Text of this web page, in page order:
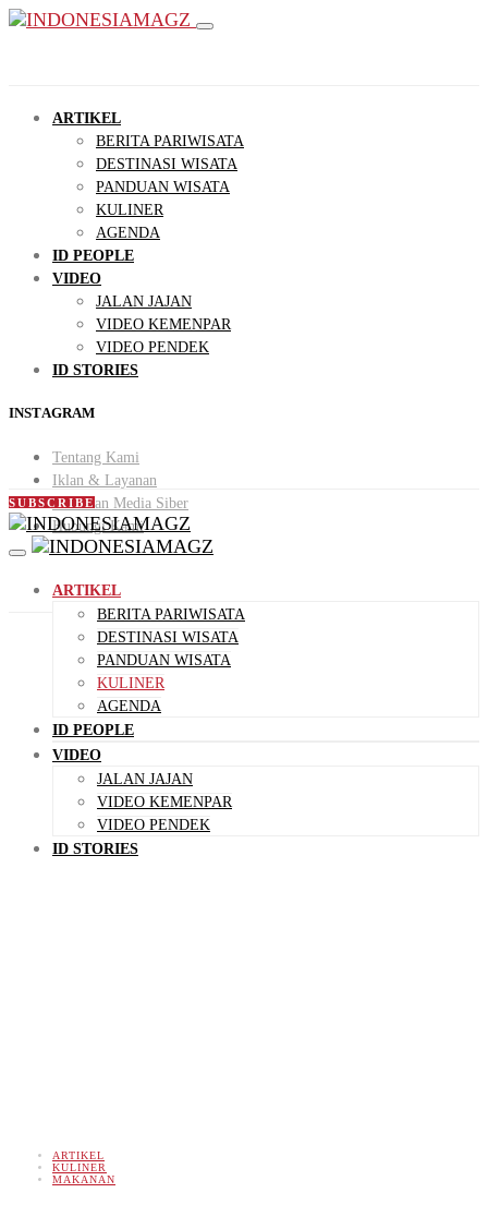
ARTIKEL
BERITA PARIWISATA
DESTINASI WISATA
PANDUAN WISATA
KULINER
AGENDA
ID PEOPLE
VIDEO
JALAN JAJAN
VIDEO KEMENPAR
VIDEO PENDEK
ID STORIES
INSTAGRAM
Tentang Kami
Iklan & Layanan
Pedoman Media Siber
Hubungi Kami
SUBSCRIBE
ARTIKEL
BERITA PARIWISATA
DESTINASI WISATA
PANDUAN WISATA
KULINER
AGENDA
ID PEOPLE
VIDEO
JALAN JAJAN
VIDEO KEMENPAR
VIDEO PENDEK
ID STORIES
ARTIKEL
KULINER
MAKANAN